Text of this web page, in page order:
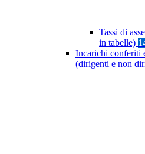
Tassi di
in tabelle)
Incarichi conferiti
(dirigenti e non